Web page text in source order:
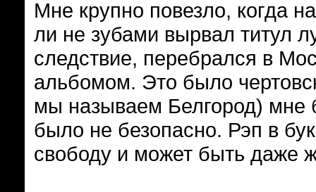
Мне крупно повезло, когда
ли не зубами вырвал титул
следствие, перебрался в
альбомом. Это было
мы называем Белгород) мне
было не безопасно. Рэп в
свободу и может быть даже